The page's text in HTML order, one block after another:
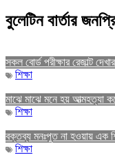
বুলেটিন বার্তার
সকল বোর্ড পরীক্ষার রেজাল্ট
শিক্ষা
মাঝে মাঝে মনে হয় আত্মহত্যা
শিক্ষা
বক্তব্য মনঃপুত না হওয়ায় এক
শিক্ষা